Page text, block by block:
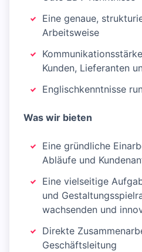
Eine genaue,
Arbeitsweise
Kunden, Lieferanten
Englischkenntnisse
Was wir bieten
Eine gründliche
Abläufe und
Eine vielseitige
und
wachsenden und
Direkte
Geschäftsleitung